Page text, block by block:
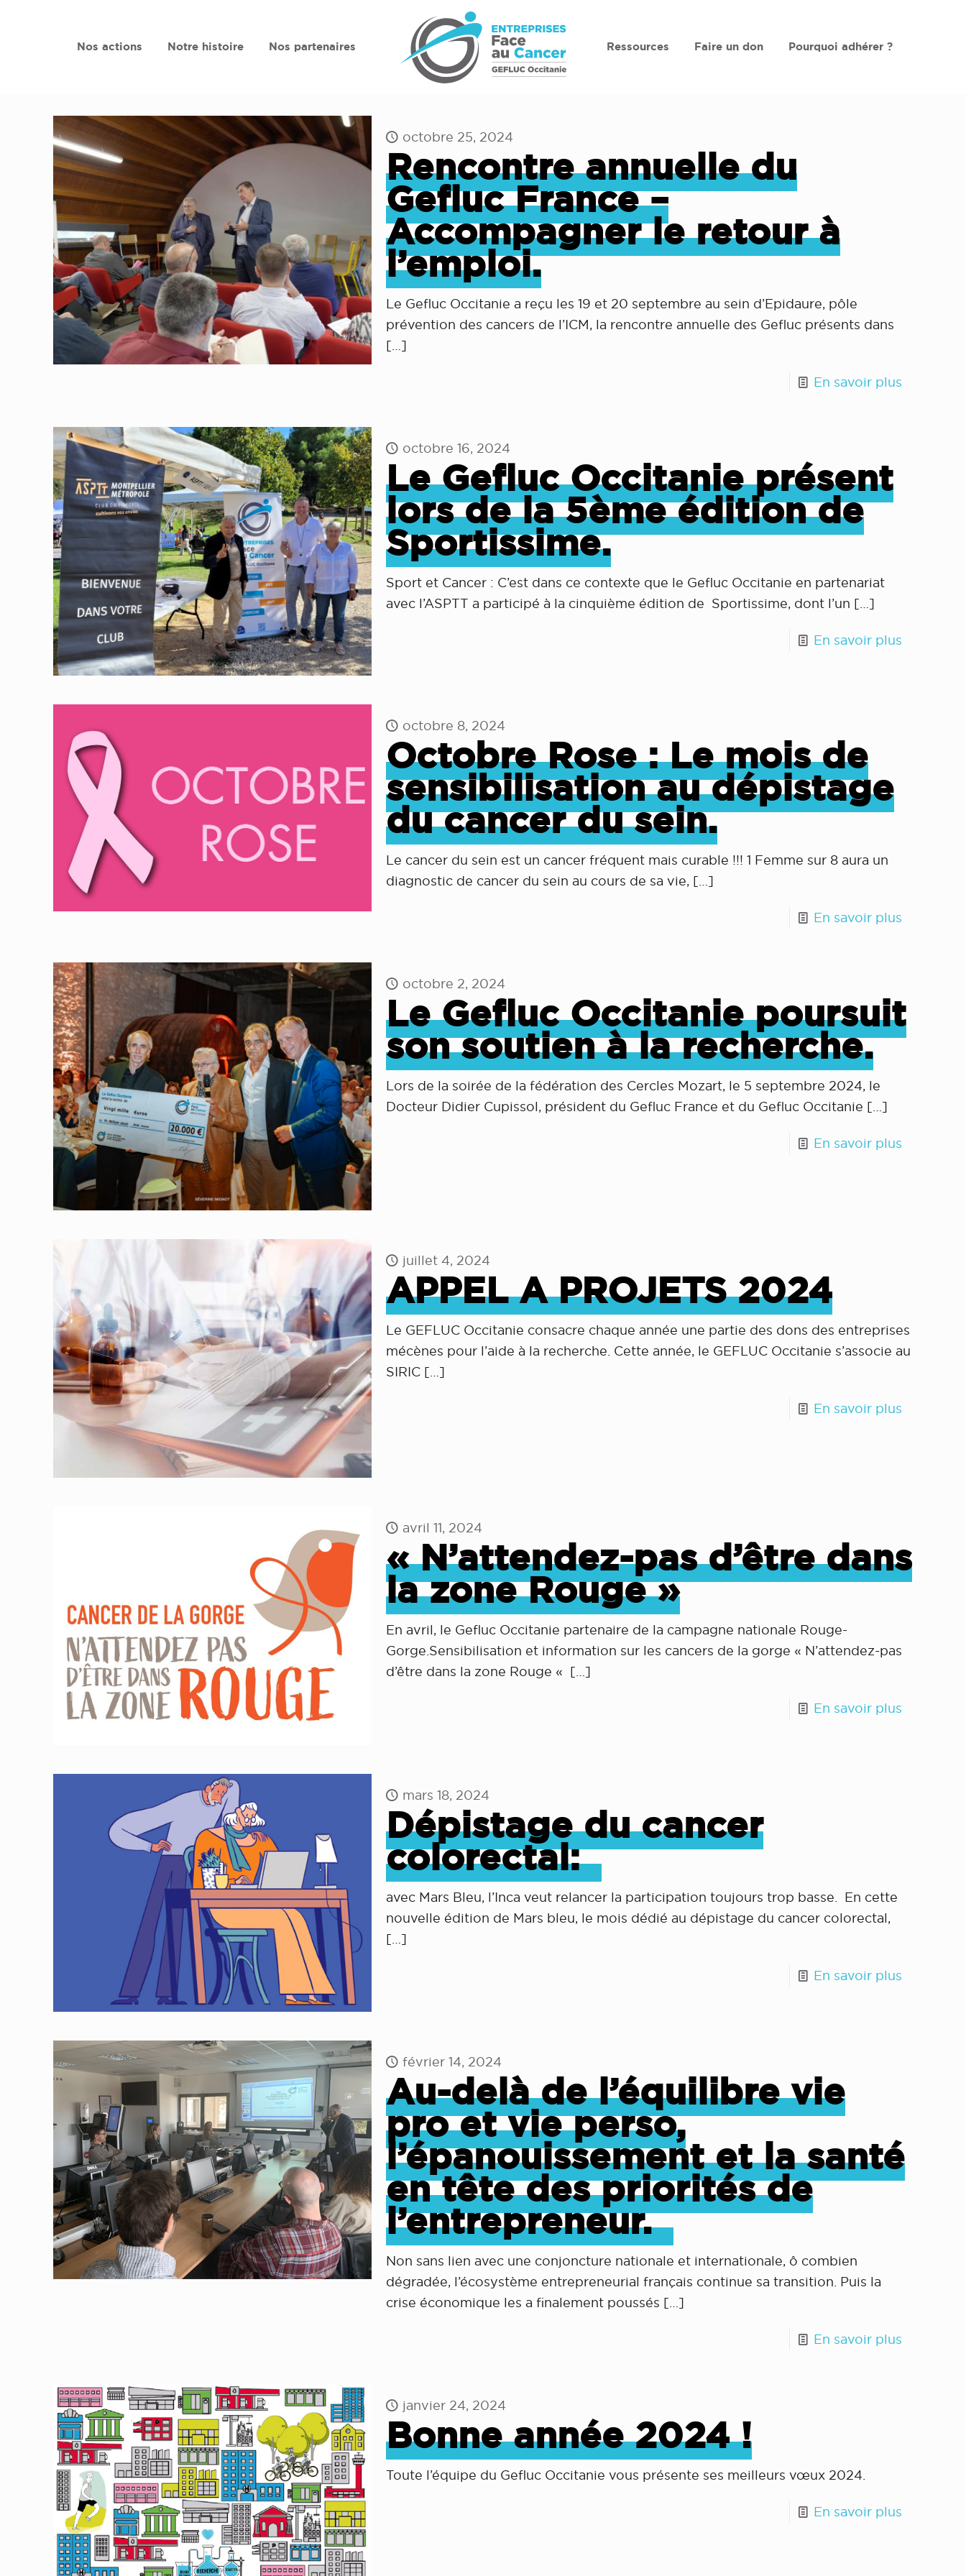
Nos actions Notre histoire Nos partenaires Ressources Faire un don Pourquoi adhérer ?
octobre 25, 2024
Rencontre annuelle du
Gefluc France –
Accompagner le retour à
l’emploi.
Le Gefluc Occitanie a reçu les 19 et 20 septembre au sein d’Epidaure, pôle
prévention des cancers de l’ICM, la rencontre annuelle des Gefluc présents dans
[…]
En savoir plus
octobre 16, 2024
Le Gefluc Occitanie présent
lors de la 5ème édition de
Sportissime.
Sport et Cancer : C’est dans ce contexte que le Gefluc Occitanie en partenariat
avec l’ASPTT a participé à la cinquième édition de Sportissime, dont l’un […]
En savoir plus
octobre 8, 2024
Octobre Rose : Le mois de
sensibilisation au dépistage
du cancer du sein.
Le cancer du sein est un cancer fréquent mais curable !!! 1 Femme sur 8 aura un
diagnostic de cancer du sein au cours de sa vie, […]
En savoir plus
octobre 2, 2024
Le Gefluc Occitanie poursuit
son soutien à la recherche.
Lors de la soirée de la fédération des Cercles Mozart, le 5 septembre 2024, le
Docteur Didier Cupissol, président du Gefluc France et du Gefluc Occitanie […]
En savoir plus
juillet 4, 2024
APPEL A PROJETS 2024
Le GEFLUC Occitanie consacre chaque année une partie des dons des entreprises
mécènes pour l’aide à la recherche. Cette année, le GEFLUC Occitanie s’associe au
SIRIC[…]
En savoir plus
avril 11, 2024
« N’attendez-pas d’être dans
la zone Rouge »
En avril, le Gefluc Occitanie partenaire de la campagne nationale Rouge-
Gorge.Sensibilisation et information sur les cancers de la gorge « N’attendez-pas
d’être dans la zone Rouge « […]
En savoir plus
mars 18, 2024
Dépistage du cancer
colorectal:
avec Mars Bleu, l’Inca veut relancer la participation toujours trop basse. En cette
nouvelle édition de Mars bleu, le mois dédié au dépistage du cancer colorectal,
[…]
En savoir plus
février 14, 2024
Au-delà de l’équilibre vie
pro et vie perso,
l’épanouissement et la santé
en tête des priorités de
l’entrepreneur.
Non sans lien avec une conjoncture nationale et internationale, ô combien
dégradée, l’écosystème entrepreneurial français continue sa transition. Puis la
crise économique les a finalement poussés […]
En savoir plus
janvier 24, 2024
Bonne année 2024 !
Toute l’équipe du Gefluc Occitanie vous présente ses meilleurs vœux 2024.
En savoir plus